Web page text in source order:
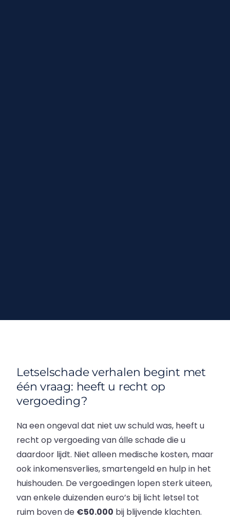
Letselschade verhalen begint met
één vraag: heeft u recht op
vergoeding?
Na een ongeval dat niet uw schuld was, heeft u
recht op vergoeding van álle schade die u
daardoor lijdt. Niet alleen medische kosten, maar
ook inkomensverlies, smartengeld en hulp in het
huishouden. De vergoedingen lopen sterk uiteen,
van enkele duizenden euro’s bij licht letsel tot
ruim boven de €50.000 bij blijvende klachten.